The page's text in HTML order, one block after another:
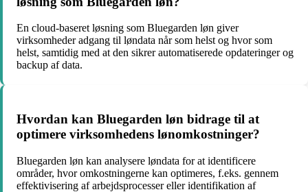
En cloud-baseret løsning som Bluegarden løn giver
virksomheder adgang til løndata når som helst og hvor som
helst, samtidig med at den sikrer automatiserede opdateringer og
backup af data.
Hvordan kan Bluegarden løn bidrage til at
optimere virksomhedens lønomkostninger?
Bluegarden løn kan analysere løndata for at identificere
områder, hvor omkostningerne kan optimeres, f.eks. gennem
effektivisering af arbejdsprocesser eller identifikation af